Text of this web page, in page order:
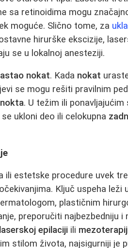
sa retinoidima mogu
moguće. Slično tome, za
hirurške ekscizije,
se u lokalnoj anesteziji.
nokat. Kada nokat
se mogu rešiti pravilnim
. U težim ili ponavljajućim
ukloni deo ili celokupna
estetske procedure uvek
Ključ uspeha leži
plastičnim
preporučiti najbezbedniju i
laserskoj epilaciji ili
stilom života, najsigurniji je